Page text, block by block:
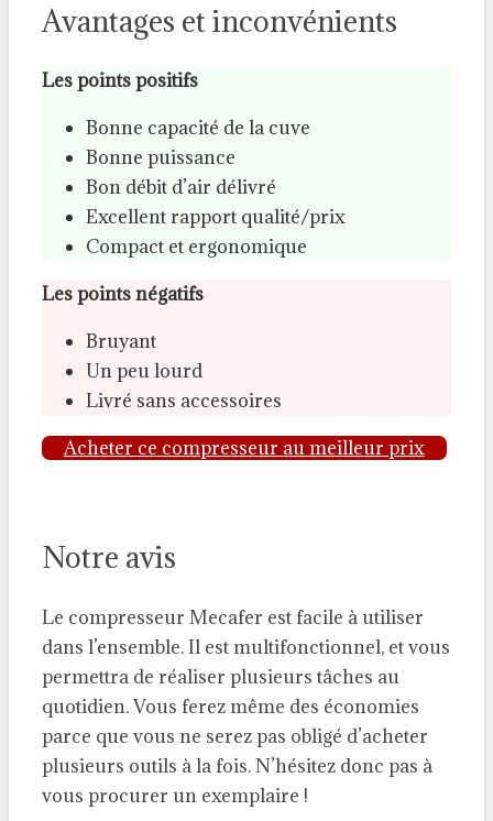
Avantages et inconvénients
Les points positifs
Bonne capacité de la cuve
Bonne puissance
Bon débit d’air délivré
Excellent rapport qualité/prix
Compact et ergonomique
Les points négatifs
Bruyant
Un peu lourd
Livré sans accessoires
Acheter ce compresseur au meilleur prix
Notre avis
Le compresseur Mecafer est facile à utiliser
dans l’ensemble. Il est multifonctionnel, et vous
permettra de réaliser plusieurs tâches au
quotidien. Vous ferez même des économies
parce que vous ne serez pas obligé d’acheter
plusieurs outils à la fois. N’hésitez donc pas à
vous procurer un exemplaire !